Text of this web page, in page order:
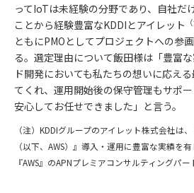
ってIoTは未経験の分野であり、自社だ
ことから経験豊富なKDDIとアイレット
ともにPMOとしてプロジェクトへの参
る。選定理由について飯田様は「豊富
ド開発においても私たちの想いに応え
てくれ、運用開始後の保守管理もサポ
安心してお任せできました」と言う。
（注）KDDIグループのアイレット株式会社は
（以下、AWS）』導入・運用に豊富な実績を
『AWS』のAPNプレミアコンサルティングパ